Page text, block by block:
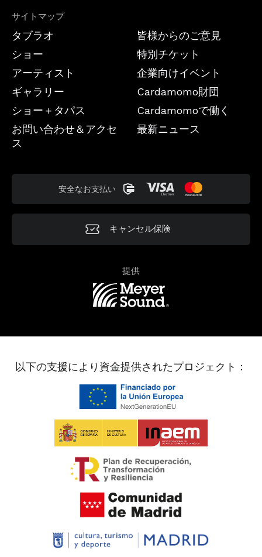
サイトマップ
タブラオ
ショー
アーティスト
ギャラリー
ショー＋タパス
お問い合わせ＆アクセ
ス
皆様からのご意見
特別チケット
企業向けイベント
Cardamomo財団
Cardamomoで働く
最新ニュース
安全なお支払い
キャンセル保険
提供
以下の支援により資金提供されたプロジェクト：